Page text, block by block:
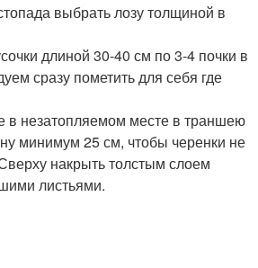
выбрать лозу толщиной в
длиной 30-40 см по 3-4 почки в
сразу пометить для себя где
в незатопляемом месте в траншею
минимум 25 см, чтобы черенки не
накрыть толстым слоем
листьями.